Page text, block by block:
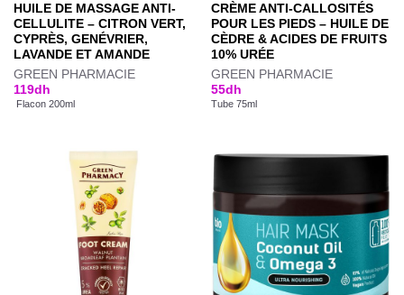
HUILE DE MASSAGE ANTI-
CELLULITE – CITRON VERT,
CYPRÈS, GENÉVRIER,
LAVANDE ET AMANDE
GREEN PHARMACIE
119dh
Flacon 200ml
CRÈME ANTI-CALLOSITÉS
POUR LES PIEDS – HUILE DE
CÈDRE & ACIDES DE FRUITS
10% URÉE
GREEN PHARMACIE
55dh
Tube 75ml